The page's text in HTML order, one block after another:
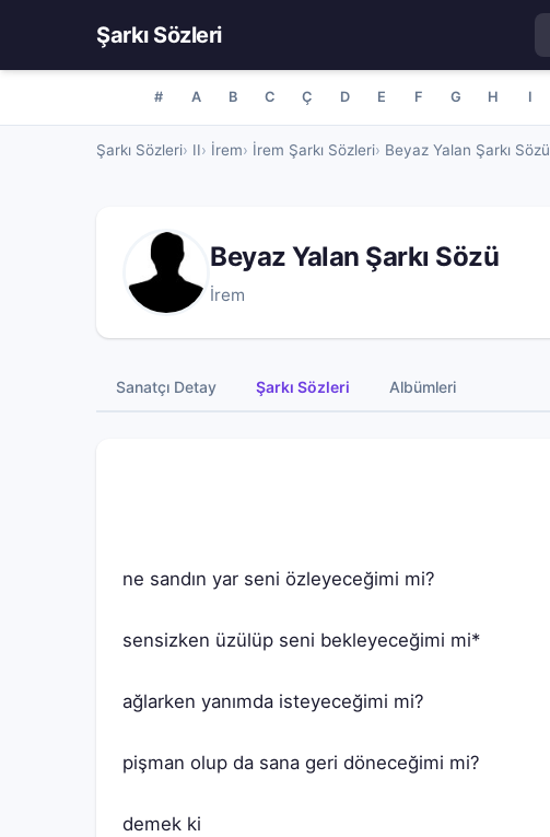
Şarkı Sözleri
# A B C Ç D E F G H I
Şarkı Sözleri II İrem İrem Şarkı Sözleri Beyaz Yalan Şarkı Sözü
Beyaz Yalan Şarkı Sözü
İrem
Sanatçı Detay Şarkı Sözleri Albümleri